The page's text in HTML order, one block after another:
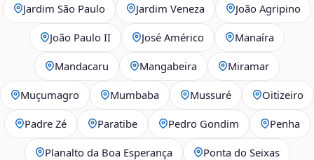
Jardim São Paulo Jardim Veneza João Agripino
João Paulo II José Américo Manaíra
Mandacaru Mangabeira Miramar
Muçumagro Mumbaba Mussuré Oitizeiro
Padre Zé Paratibe Pedro Gondim Penha
Planalto da Boa Esperança Ponta do Seixas